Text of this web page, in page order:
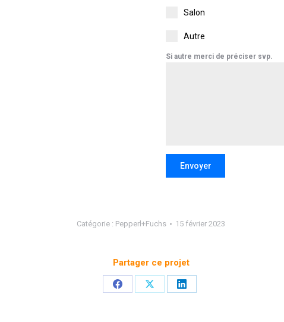
Salon
Autre
Si autre merci de préciser svp.
Envoyer
Catégorie : Pepperl+Fuchs 15 février 2023
Partager ce projet
PartagerPartagerPartager